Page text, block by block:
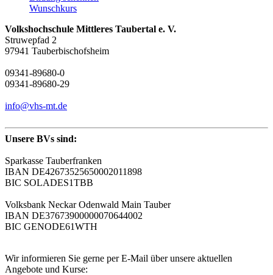
Wunschkurs
Volkshochschule Mittleres Taubertal e. V.
Struwepfad 2
97941 Tauberbischofsheim
09341-89680-0
09341-89680-29
info@vhs-mt.de
Unsere BVs sind:
Sparkasse Tauberfranken
IBAN DE42673525650002011898
BIC SOLADES1TBB
Volksbank Neckar Odenwald Main Tauber
IBAN DE37673900000070644002
BIC GENODE61WTH
Wir informieren Sie gerne per E-Mail über unsere aktuellen
Angebote und Kurse: